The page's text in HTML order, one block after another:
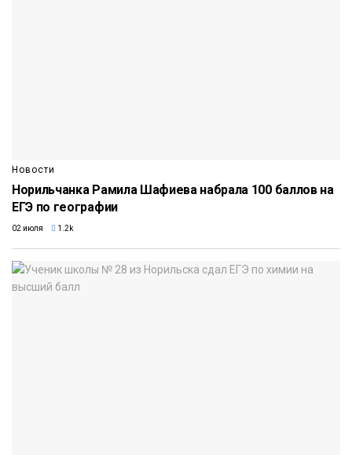
Новости
Норильчанка Рамила Шафиева набрала 100 баллов на
ЕГЭ по географии
02 июля 1.2k